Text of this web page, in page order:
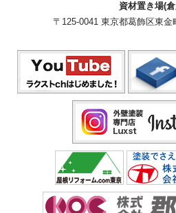
資材置き場(
〒125-0041 東京都葛飾区東金